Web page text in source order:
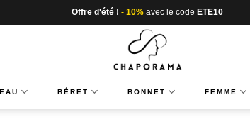
Offre d'été ! - 10% avec le code ETE10
BÉRET BONNET FEMME